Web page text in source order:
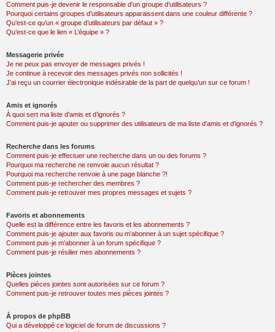
Comment puis-je devenir le responsable d’un groupe d’utilisateurs ?
Pourquoi certains groupes d’utilisateurs apparaissent dans une couleur différente ?
Qu’est-ce qu’un « groupe d’utilisateurs par défaut » ?
Qu’est-ce que le lien « L’équipe » ?
Messagerie privée
Je ne peux pas envoyer de messages privés !
Je continue à recevoir des messages privés non sollicités !
J’ai reçu un courrier électronique indésirable de la part de quelqu’un sur ce forum !
Amis et ignorés
À quoi sert ma liste d’amis et d’ignorés ?
Comment puis-je ajouter ou supprimer des utilisateurs de ma liste d’amis et d’ignorés ?
Recherche dans les forums
Comment puis-je effectuer une recherche dans un ou des forums ?
Pourquoi ma recherche ne renvoie aucun résultat ?
Pourquoi ma recherche renvoie à une page blanche ?!
Comment puis-je rechercher des membres ?
Comment puis-je retrouver mes propres messages et sujets ?
Favoris et abonnements
Quelle est la différence entre les favoris et les abonnements ?
Comment puis-je ajouter aux favoris ou m’abonner à un sujet spécifique ?
Comment puis-je m’abonner à un forum spécifique ?
Comment puis-je résilier mes abonnements ?
Pièces jointes
Quelles pièces jointes sont autorisées sur ce forum ?
Comment puis-je retrouver toutes mes pièces jointes ?
À propos de phpBB
Qui a développé ce logiciel de forum de discussions ?